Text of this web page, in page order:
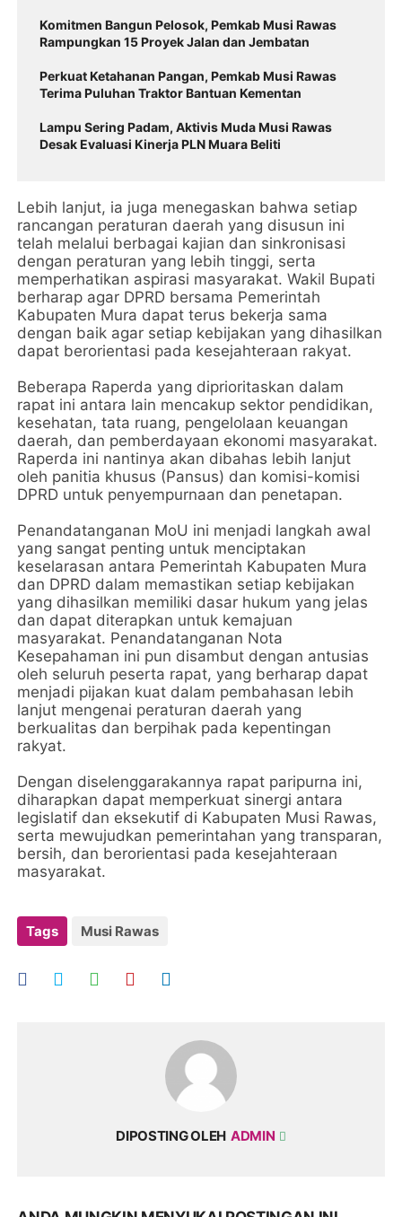
Komitmen Bangun Pelosok, Pemkab Musi Rawas
Rampungkan 15 Proyek Jalan dan Jembatan
Perkuat Ketahanan Pangan, Pemkab Musi Rawas
Terima Puluhan Traktor Bantuan Kementan
Lampu Sering Padam, Aktivis Muda Musi Rawas
Desak Evaluasi Kinerja PLN Muara Beliti
Lebih lanjut, ia juga menegaskan bahwa setiap
rancangan peraturan daerah yang disusun ini
telah melalui berbagai kajian dan sinkronisasi
dengan peraturan yang lebih tinggi, serta
memperhatikan aspirasi masyarakat. Wakil Bupati
berharap agar DPRD bersama Pemerintah
Kabupaten Mura dapat terus bekerja sama
dengan baik agar setiap kebijakan yang dihasilkan
dapat berorientasi pada kesejahteraan rakyat.
Beberapa Raperda yang diprioritaskan dalam
rapat ini antara lain mencakup sektor pendidikan,
kesehatan, tata ruang, pengelolaan keuangan
daerah, dan pemberdayaan ekonomi masyarakat.
Raperda ini nantinya akan dibahas lebih lanjut
oleh panitia khusus (Pansus) dan komisi-komisi
DPRD untuk penyempurnaan dan penetapan.
Penandatanganan MoU ini menjadi langkah awal
yang sangat penting untuk menciptakan
keselarasan antara Pemerintah Kabupaten Mura
dan DPRD dalam memastikan setiap kebijakan
yang dihasilkan memiliki dasar hukum yang jelas
dan dapat diterapkan untuk kemajuan
masyarakat. Penandatanganan Nota
Kesepahaman ini pun disambut dengan antusias
oleh seluruh peserta rapat, yang berharap dapat
menjadi pijakan kuat dalam pembahasan lebih
lanjut mengenai peraturan daerah yang
berkualitas dan berpihak pada kepentingan
rakyat.
Dengan diselenggarakannya rapat paripurna ini,
diharapkan dapat memperkuat sinergi antara
legislatif dan eksekutif di Kabupaten Musi Rawas,
serta mewujudkan pemerintahan yang transparan,
bersih, dan berorientasi pada kesejahteraan
masyarakat.
Tags Musi Rawas
DIPOSTING OLEH ADMIN